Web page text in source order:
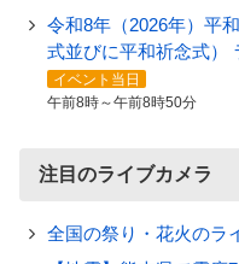
令和8年（2026年）平
式並びに平和祈念式）
イベント当日
午前8時～午前8時50分
注目のライブカメラ
全国の祭り・花火のラ